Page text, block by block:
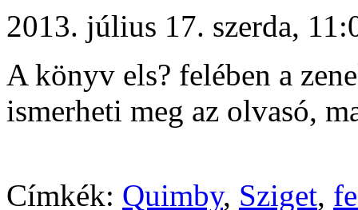
2013. július 17. szerda,
A könyv els? felében a
ismerheti meg az olvasó,
Címkék: Quimby, Sziget,